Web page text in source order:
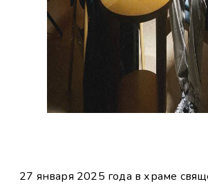
27 января 2025 года в храме